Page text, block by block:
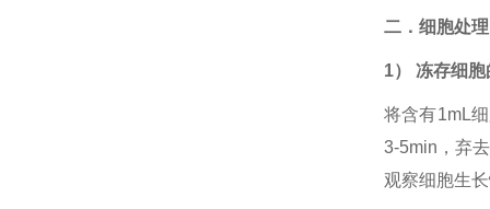
二．细胞处
1） 冻存细
将含有1mL
3-5min，弃
观察细胞生